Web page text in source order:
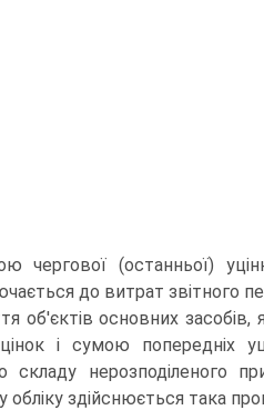
чергової (останньої)
до витрат звітного
об'єктів основних
і сумою попередніх
складу нерозподіленого
обліку здійснюється така